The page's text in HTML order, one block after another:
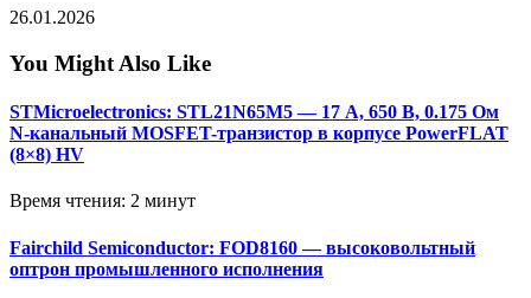
26.01.2026
You Might Also Like
STMicroelectronics: STL21N65M5 — 17 А, 650 В, 0.175 Ом
N-канальный MOSFET-транзистор в корпусе PowerFLAT
(8×8) HV
Время чтения: 2 минут
Fairchild Semiconductor: FOD8160 — высоковольтный
оптрон промышленного исполнения